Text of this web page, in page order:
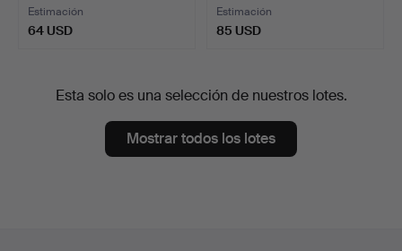
Estimación
64 USD
Estimación
85 USD
Esta solo es una selección de nuestros lotes.
Mostrar todos los lotes